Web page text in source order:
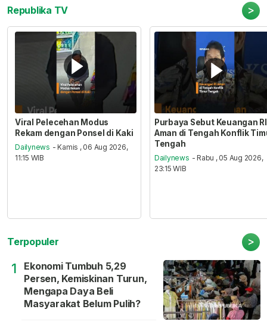
Republika TV >
Viral Pelecehan Modus
Rekam dengan Ponsel di Kaki
Dailynews - Kamis , 06 Aug 2026,
11:15 WIB
Purbaya Sebut Keuangan RI
Aman di Tengah Konflik
Tengah
Dailynews - Rabu , 05 Aug 2026,
23:15 WIB
Terpopuler >
1
Ekonomi Tumbuh 5,29
Persen, Kemiskinan Turun,
Mengapa Daya Beli
Masyarakat Belum Pulih?